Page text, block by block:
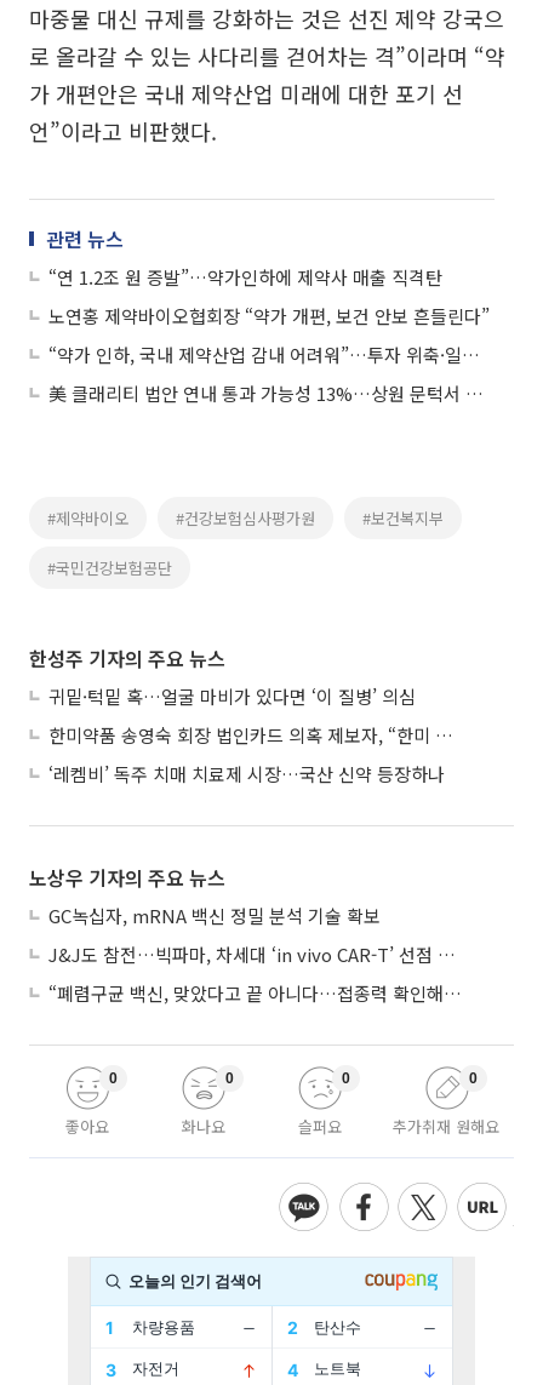
마중물 대신 규제를 강화하는 것은 선진 제약 강국으
로 올라갈 수 있는 사다리를 걷어차는 격”이라며 “약
가 개편안은 국내 제약산업 미래에 대한 포기 선
언”이라고 비판했다.
관련 뉴스
“연 1.2조 원 증발”…약가인하에 제약사 매출 직격탄
노연홍 제약바이오협회장 “약가 개편, 보건 안보 흔들린다”
“약가 인하, 국내 제약산업 감내 어려워”…투자 위축·일자리 감소
美 클래리티 법안 연내 통과 가능성 13%…상원 문턱서 제동
#제약바이오 #건강보험심사평가원 #보건복지부
#국민건강보험공단
한성주 기자의 주요 뉴스
귀밑·턱밑 혹…얼굴 마비가 있다면 ‘이 질병’ 의심
한미약품 송영숙 회장 법인카드 의혹 제보자, “한미 잘 되기 바라는 마음”
‘레켐비’ 독주 치매 치료제 시장…국산 신약 등장하나
노상우 기자의 주요 뉴스
GC녹십자, mRNA 백신 정밀 분석 기술 확보
J&J도 참전…빅파마, 차세대 ‘in vivo CAR-T’ 선점 경쟁 본격화
“폐렴구균 백신, 맞았다고 끝 아니다…접종력 확인해야”
좋아요
0
화나요
0
슬퍼요
0
추가취재 원해요
0